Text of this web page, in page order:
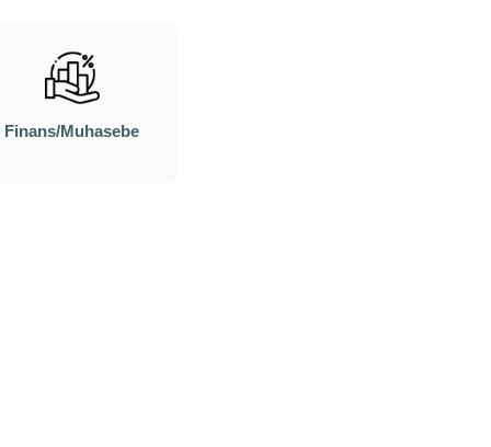
Finans/Muhasebe